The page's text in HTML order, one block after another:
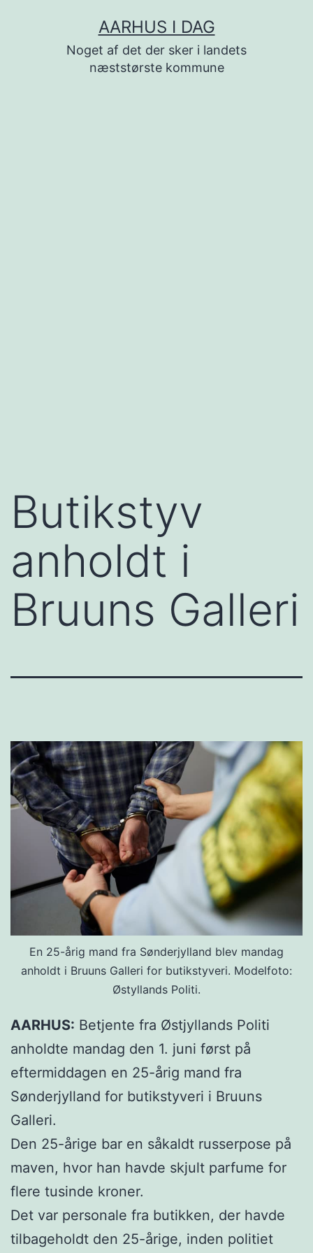
AARHUS I DAG
Noget af det der sker i landets
næststørste kommune
Butikstyv
anholdt i
Bruuns Galleri
En 25-årig mand fra Sønderjylland blev mandag
anholdt i Bruuns Galleri for butikstyveri. Modelfoto:
Østyllands Politi.
AARHUS: Betjente fra Østjyllands Politi
anholdte mandag den 1. juni først på
eftermiddagen en 25-årig mand fra
Sønderjylland for butikstyveri i Bruuns
Galleri.
Den 25-årige bar en såkaldt russerpose på
maven, hvor han havde skjult parfume for
flere tusinde kroner.
Det var personale fra butikken, der havde
tilbageholdt den 25-årige, inden politiet